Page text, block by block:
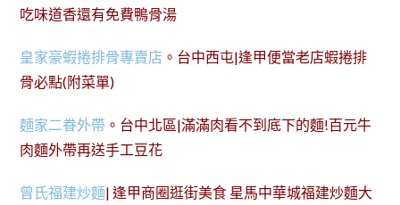
吃味道香還有免費鴨骨湯
皇家豪蝦捲排骨專賣店 。台中西屯|逢甲便當老店蝦捲排
骨必點(附菜單)
麵家二眷外帶 。台中北區|滿滿肉看不到底下的麵!百元牛
肉麵外帶再送手工豆花
曾氏福建炒麵| 逢甲商圈逛街美食 星馬中華城福建炒麵大